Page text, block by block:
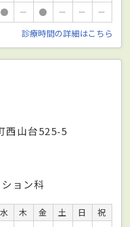
● － ● － －
－
診療時間の詳細はこちら
西山台525-5
ョン科
水 木 金 土 日
祝